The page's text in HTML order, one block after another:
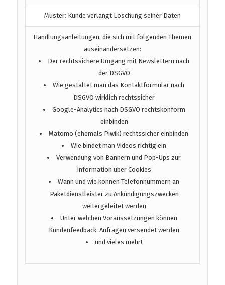
Muster: Kunde verlangt Löschung seiner Daten
Handlungsanleitungen, die sich mit folgenden Themen
auseinandersetzen:
Der rechtssichere Umgang mit Newslettern nach
der DSGVO
Wie gestaltet man das Kontaktformular nach
DSGVO wirklich rechtssicher
Google-Analytics nach DSGVO rechtskonform
einbinden
Matomo (ehemals Piwik) rechtssicher einbinden
Wie bindet man Videos richtig ein
Verwendung von Bannern und Pop-Ups zur
Information über Cookies
Wann und wie können Telefonnummern an
Paketdienstleister zu Ankündigungszwecken
weitergeleitet werden
Unter welchen Voraussetzungen können
Kundenfeedback-Anfragen versendet werden
und vieles mehr!